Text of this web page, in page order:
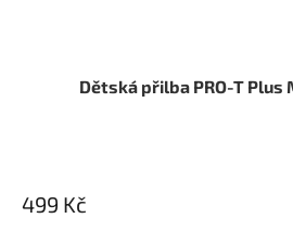
Dětská přilba PRO-T Plus
499 Kč